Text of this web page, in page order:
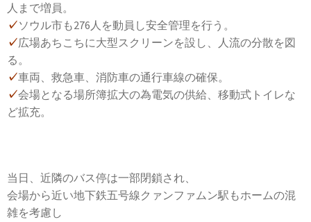
人まで増員。
✓ソウル市も276人を動員し安全管理を行う。
✓広場あちこちに大型スクリーンを設し、人流の分散を図
る。
✓車両、救急車、消防車の通行車線の確保。
✓会場となる場所簿拡大の為電気の供給、移動式トイレな
ど拡充。
当日、近隣のバス停は一部閉鎖され、
会場から近い地下鉄五号線クァンファムン駅もホームの混
雑を考慮し